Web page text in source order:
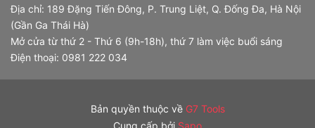
Địa chỉ: 189 Đặng Tiến Đông, P. Trung Liệt, Q. Đống Đa, Hà Nội
(Gần Ga Thái Hà)
Mở cửa từ thứ 2 - Thứ 6 (9h-18h), thứ 7 làm việc buổi sáng
Điện thoại: 0981 222 034
Bản quyền thuộc về G7 Tools